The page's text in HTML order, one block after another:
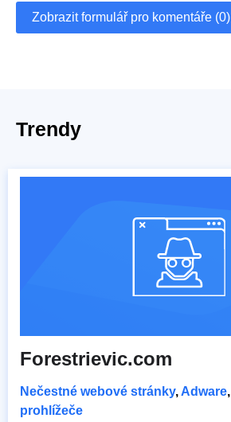
Zobrazit formulář pro komentáře (0)
Trendy
Forestrievic.com
Nečestné webové stránky, Adware,
prohlížeče